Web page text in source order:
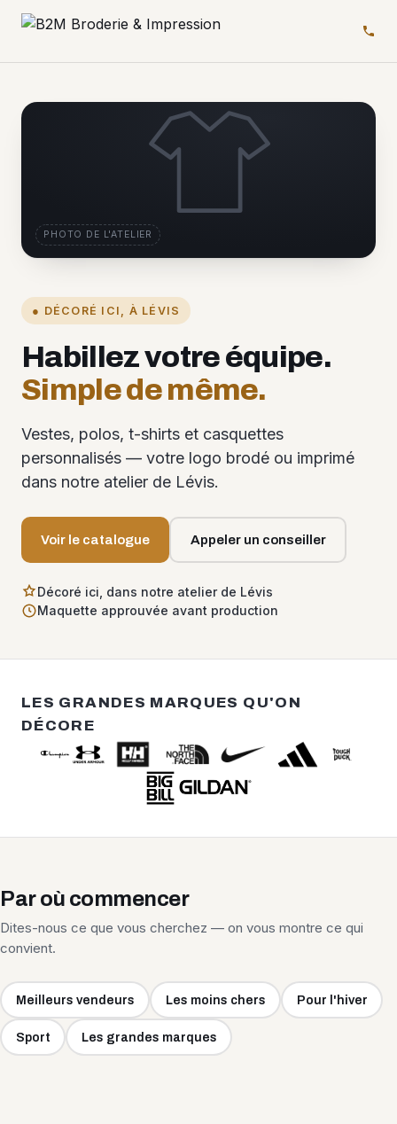
● DÉCORÉ ICI, À LÉVIS
Habillez votre équipe.
Simple de même.
Vestes, polos, t-shirts et casquettes
personnalisés — votre logo brodé ou imprimé
dans notre atelier de Lévis.
Voir le catalogue Appeler un conseiller
Décoré ici, dans notre atelier de Lévis
Maquette approuvée avant production
PHOTO DE L'ATELIER
LES GRANDES MARQUES QU'ON
DÉCORE
Par où commencer
Dites-nous ce que vous cherchez — on vous montre ce qui
convient.
Meilleurs vendeurs Les moins chers Pour l'hiver
Sport Les grandes marques